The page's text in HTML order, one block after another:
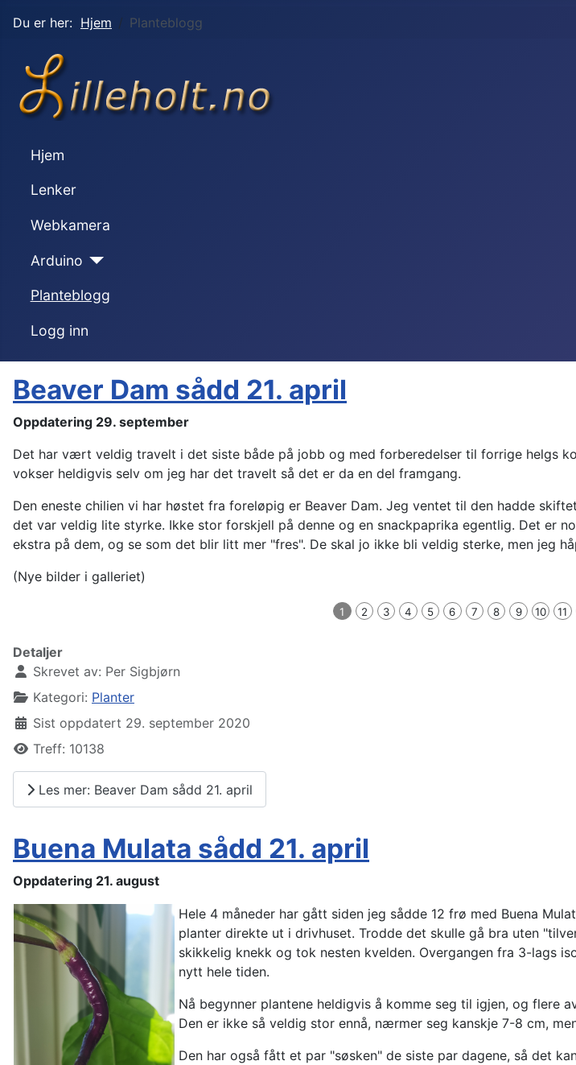
Du er her: Hjem Planteblogg
Hjem
Lenker
Webkamera
Arduino
Planteblogg
Logg inn
Beaver Dam sådd 21. april
Oppdatering 29. september
Det har vært veldig travelt i det siste både på jobb og med forberedelser til forrige helgs
vokser heldigvis selv om jeg har det travelt så det er da en del framgang.
Den eneste chilien vi har høstet fra foreløpig er Beaver Dam. Jeg ventet til den hadde
det var veldig lite styrke. Ikke stor forskjell på denne og en snackpaprika egentlig. Det er
ekstra på dem, og se som det blir litt mer "fres". De skal jo ikke bli veldig sterke, men jeg
(Nye bilder i galleriet)
Såing 21. april Dag 8, første 4 spirer
1 2 3 4 5 6 7 8 9 10 11
Detaljer
Skrevet av: Per Sigbjørn
Kategori: Planter
Sist oppdatert 29. september 2020
Treff: 10138
Les mer: Beaver Dam sådd 21. april
Buena Mulata sådd 21. april
Oppdatering 21. august
Hele 4 måneder har gått siden jeg sådde 12 frø med Buena
planter direkte ut i drivhuset. Trodde det skulle gå bra uten
skikkelig knekk og tok nesten kvelden. Overgangen fra 3-lags
nytt hele tiden.
Nå begynner plantene heldigvis å komme seg til igjen, og flere
Den er ikke så veldig stor ennå, nærmer seg kanskje 7-8 cm,
Den har også fått et par "søsken" de siste par dagene, så det